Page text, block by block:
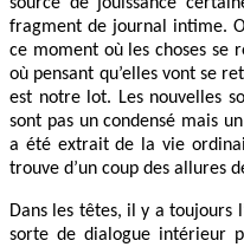
fragment de journal intime.
ce moment où les choses se
où pensant qu’elles vont se
est notre lot. Les nouvelles
sont pas un condensé mais
a été extrait de la vie
trouve d’un coup des allures
Dans les têtes, il y a toujours
sorte de dialogue intérieur